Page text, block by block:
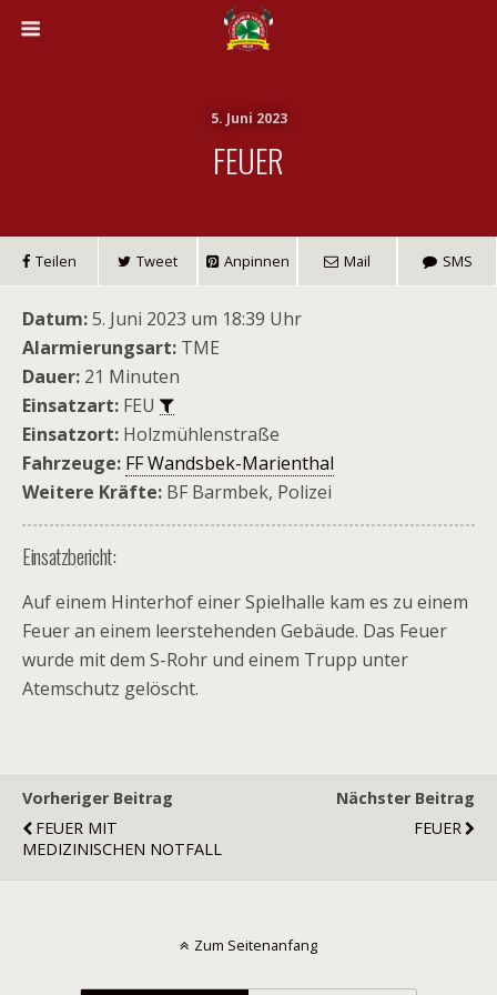
5. Juni 2023
FEUER
Teilen Tweet Anpinnen Mail SMS
Datum:5. Juni 2023 um 18:39 Uhr
Alarmierungsart: TME
Dauer: 21 Minuten
Einsatzart: FEU
Einsatzort: Holzmühlenstraße
Fahrzeuge: FF Wandsbek-Marienthal
Weitere Kräfte: BF Barmbek, Polizei
Einsatzbericht:
Auf einem Hinterhof einer Spielhalle kam es zu einem
Feuer an einem leerstehenden Gebäude. Das Feuer
wurde mit dem S-Rohr und einem Trupp unter
Atemschutz gelöscht.
Vorheriger Beitrag
FEUER MIT
MEDIZINISCHEN NOTFALL
Nächster Beitrag
FEUER
Zum Seitenanfang